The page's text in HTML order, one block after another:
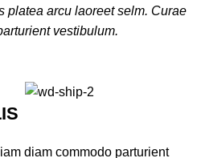
platea arcu laoreet selm. Curae
vestibulum.
diam commodo parturient